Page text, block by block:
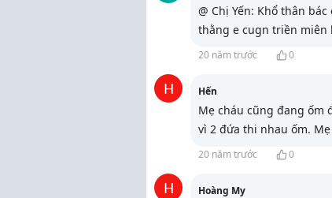
@ Chị Yến: Khổ thân
thằng e cugn triền
20 năm trước 0
H Hến
Mẹ cháu cũng đang ốm
vì 2 đứa thi nhau ốm.
20 năm trước 0
H Hoàng My